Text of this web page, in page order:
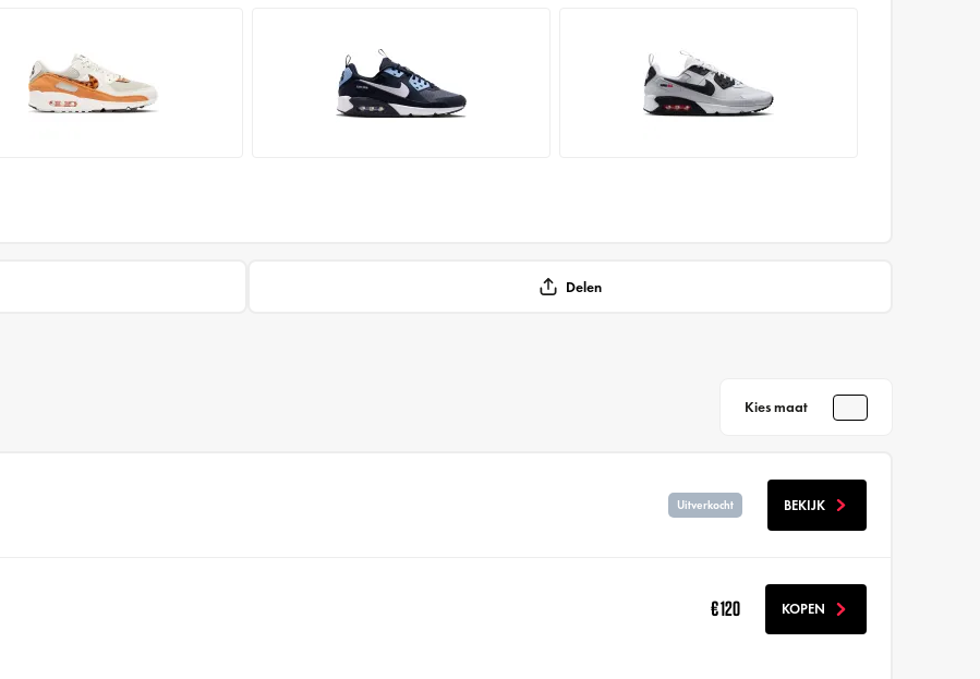
Delen
Kies maat
Uitverkocht BEKIJK
€ 120 KOPEN